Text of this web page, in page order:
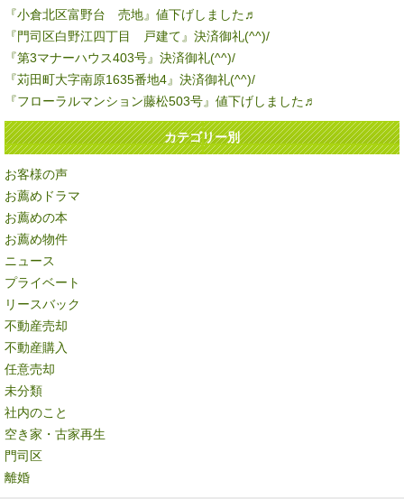
『小倉北区富野台 売地』値下げしました♬
『門司区白野江四丁目 戸建て』決済御礼(^^)/
『第3マナーハウス403号』決済御礼(^^)/
『苅田町大字南原1635番地4』決済御礼(^^)/
『フローラルマンション藤松503号』値下げしました♬
カテゴリー別
お客様の声
お薦めドラマ
お薦めの本
お薦め物件
ニュース
プライベート
リースバック
不動産売却
不動産購入
任意売却
未分類
社内のこと
空き家・古家再生
門司区
離婚